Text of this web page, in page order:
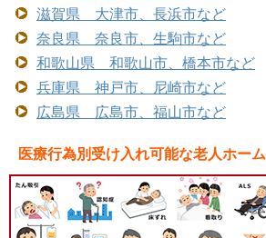
滋賀県 大津市、長浜市など
奈良県 奈良市、生駒市など
和歌山県 和歌山市、橋本市など
兵庫県 神戸市、尼崎市など
広島県 広島市、福山市など
医療行為別受け入れ可能な老人ホーム